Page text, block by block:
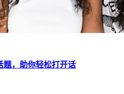
题，助你轻松打开话